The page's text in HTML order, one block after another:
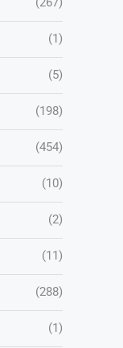
(1)
(5)
(198)
(454)
(10)
(2)
(11)
(288)
(1)